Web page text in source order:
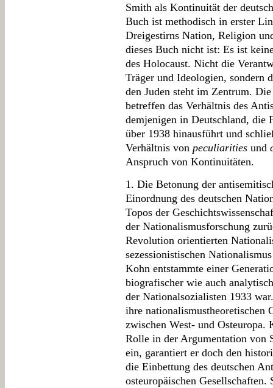
Smith als Kontinuität der
Buch ist methodisch in erster
Dreigestirns Nation, Religion
dieses Buch nicht ist: Es ist
des Holocaust. Nicht die
Träger und Ideologien, sondern
den Juden steht im Zentrum.
betreffen das Verhältnis des
demjenigen in Deutschland, die
über 1938 hinausführt und
Verhältnis von peculiarities und
Anspruch von Kontinuitäten.
1. Die Betonung der
Einordnung des deutschen
Topos der
der Nationalismusforschung
Revolution orientierten
sezessionistischen
Kohn entstammte einer
biografischer wie auch
der Nationalsozialisten 1933
ihre nationalismustheoretischen
zwischen West- und
Rolle in der Argumentation von
ein, garantiert er doch den
die Einbettung des deutschen
osteuropäischen